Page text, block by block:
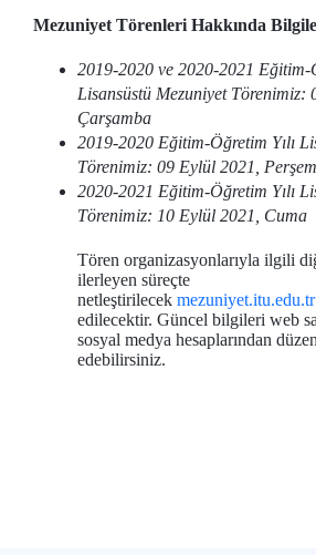
Mezuniyet Törenleri Hakkında
2019-2020 ve 2020-2021 Eğitim-
Lisansüstü Mezuniyet Törenimiz:
Çarşamba
2019-2020 Eğitim-Öğretim Yılı
Törenimiz: 09 Eylül 2021,
2020-2021 Eğitim-Öğretim Yılı
Törenimiz: 10 Eylül 2021, Cuma
Tören organizasyonlarıyla ilgili
ilerleyen süreçte
netleştirilecek mezuniyet.itu.edu.tr
edilecektir. Güncel bilgileri web
sosyal medya hesaplarından
edebilirsiniz.